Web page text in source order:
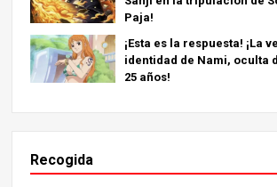
Paja!
¡Esta es la respuesta! ¡La
identidad de Nami, oculta
25 años!
Recogida